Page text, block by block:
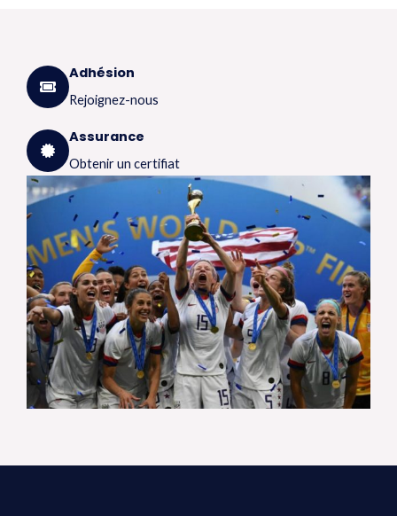
Adhésion
Rejoignez-nous
Assurance
Obtenir un certifiat